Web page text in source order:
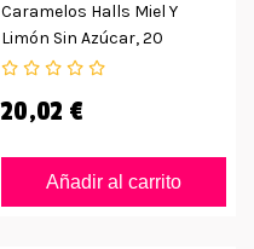
Caramelos Halls Miel Y
Limón Sin Azúcar, 20
Unidades
20,02 €
Añadir al carrito